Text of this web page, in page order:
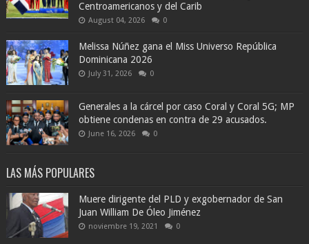
Centroamericanos y del Carib
August 04, 2026 0
Melissa Núñez gana el Miss Universo República
Dominicana 2026
July 31, 2026 0
Generales a la cárcel por caso Coral y Coral 5G; MP
obtiene condenas en contra de 29 acusados.
June 16, 2026 0
LAS MÁS POPULARES
Muere dirigente del PLD y exgobernador de San
Juan William De Óleo Jiménez
noviembre 19, 2021 0